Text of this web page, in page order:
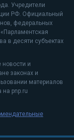
Учредители
РФ. Официальный
федеральных
в десяти субъектах
новости и
законах и
материалов
на pnp.ru